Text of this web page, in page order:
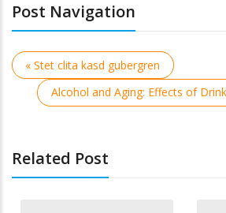
Post Navigation
« Stet clita kasd gubergren
Alcohol and Aging: Effects of
Related Post